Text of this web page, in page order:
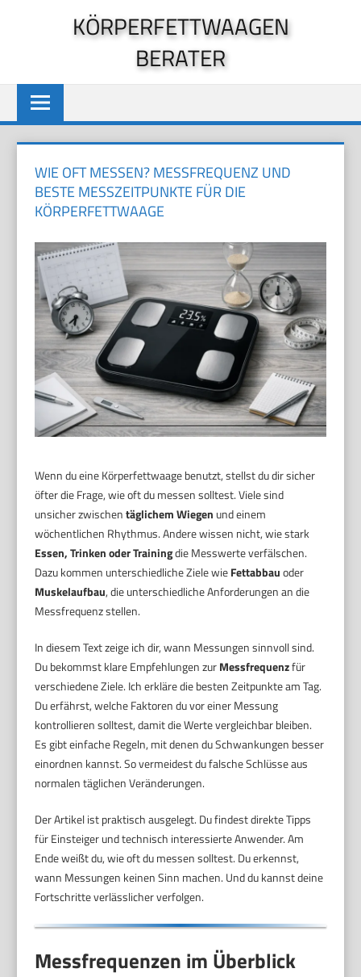
KÖRPERFETTWAAGEN
BERATER
WIE OFT MESSEN? MESSFREQUENZ UND
BESTE MESSZEITPUNKTE FÜR DIE
KÖRPERFETTWAAGE
Wenn du eine Körperfettwaage benutzt, stellst du dir sicher
öfter die Frage, wie oft du messen solltest. Viele sind
unsicher zwischentäglichem Wiegen und einem
wöchentlichen Rhythmus. Andere wissen nicht, wie stark
Essen, Trinken oder Trainingdie Messwerte verfälschen.
Dazu kommen unterschiedliche Ziele wieFettabbauoder
Muskelaufbau, die unterschiedliche Anforderungen an die
Messfrequenz stellen.
In diesem Text zeige ich dir, wann Messungen sinnvoll sind.
Du bekommst klare Empfehlungen zurMessfrequenzfür
verschiedene Ziele. Ich erkläre die besten Zeitpunkte am Tag.
Du erfährst, welche Faktoren du vor einer Messung
kontrollieren solltest, damit die Werte vergleichbar bleiben.
Es gibt einfache Regeln, mit denen du Schwankungen besser
einordnen kannst. So vermeidest du falsche Schlüsse aus
normalen täglichen Veränderungen.
Der Artikel ist praktisch ausgelegt. Du findest direkte Tipps
für Einsteiger und technisch interessierte Anwender. Am
Ende weißt du, wie oft du messen solltest. Du erkennst,
wann Messungen keinen Sinn machen. Und du kannst deine
Fortschritte verlässlicher verfolgen.
Messfrequenzen im Überblick